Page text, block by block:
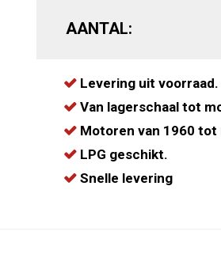
AANTAL:
Levering uit voorraad.
Van lagerschaal tot
Motoren van 1960 tot
LPG geschikt.
Snelle levering